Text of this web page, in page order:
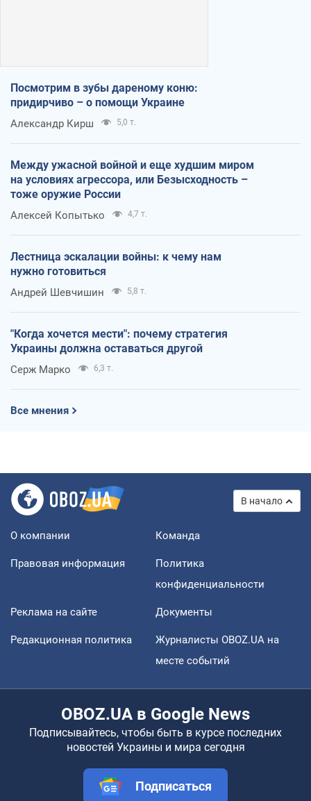
Посмотрим в зубы дареному коню:
придирчиво – о помощи Украине
Александр Кирш 5,0 т.
Между ужасной войной и еще худшим миром
на условиях агрессора, или Безысходность –
тоже оружие России
Алексей Копытько 4,7 т.
Лестница эскалации войны: к чему нам
нужно готовиться
Андрей Шевчишин 5,8 т.
"Когда хочется мести": почему стратегия
Украины должна оставаться другой
Серж Марко 6,3 т.
Все мнения
В начало
О компании Команда
Правовая информация
Политика
конфиденциальности
Реклама на сайте Документы
Редакционная политика
Журналисты OBOZ.UA на
месте событий
OBOZ.UA в Google News
Подписывайтесь, чтобы быть в курсе последних
новостей Украины и мира сегодня
Подписаться